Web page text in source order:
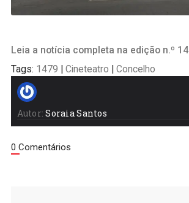
Leia a notícia completa na edição n.º
Tags: 1479 Cineteatro Concelho
Autor: Soraia Santos
0 Comentários